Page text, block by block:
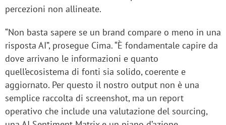
percezioni non allineate.
“Non basta sapere se un brand compare o meno in una
risposta AI”, prosegue Cima. “È fondamentale capire da
dove arrivano le informazioni e quanto
quell’ecosistema di fonti sia solido, coerente e
aggiornato. Per questo il nostro output non è una
semplice raccolta di screenshot, ma un report
operativo che include una valutazione del sourcing,